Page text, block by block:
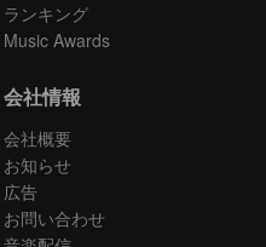
ランキング
Music Awards
会社情報
会社概要
お知らせ
広告
お問い合わせ